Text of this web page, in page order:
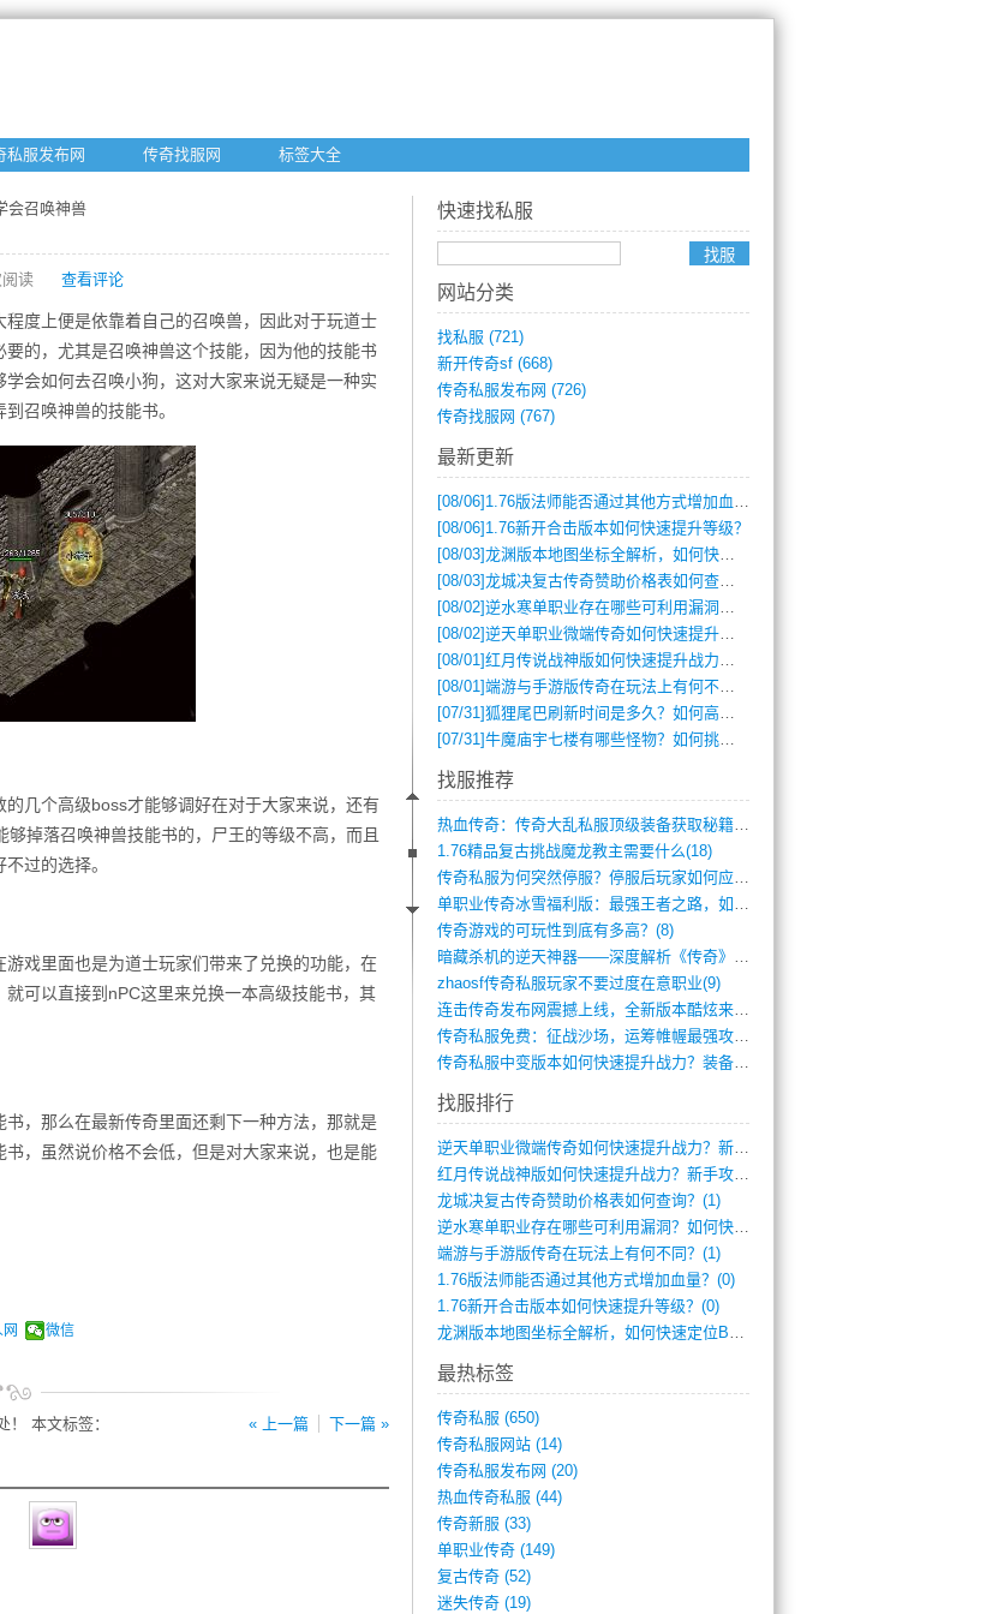
私服发布网 传奇找服网
标签大全
会召唤神兽
读 查看评论
度上便是依靠着自己的召唤兽，因此对于玩道士
的，尤其是召唤神兽这个技能，因为他的技能书
会如何去召唤小狗，这对大家来说无疑是一种实
召唤神兽的技能书。
几个高级boss才能够调好在对于大家来说，还有
掉落召唤神兽技能书的，尸王的等级不高，而且
过的选择。
戏里面也是为道士玩家们带来了兑换的功能，在
可以直接到nPC这里来兑换一本高级技能书，其
，那么在最新传奇里面还剩下一种方法，那就是
，虽然说价格不会低，但是对大家来说，也是能
微信
« 上一篇 下一篇 »
本文标签：
快速找私服
网站分类
找私服 (721)
新开传奇sf (668)
传奇私服发布网 (726)
传奇找服网 (767)
最新更新
[08/06] 1.76版法师能否通过其他方式增加血量？
[08/06] 1.76新开合击版本如何快速提升等级？
[08/03]龙渊版本地图坐标全解析，如何快速定位BOSS位置？
[08/03]龙城决复古传奇赞助价格表如何查询？
[08/02]逆水寒单职业存在哪些可利用漏洞？如何快速提升战力？
[08/02]逆天单职业微端传奇如何快速提升战力？新手必看攻略
[08/01]红月传说战神版如何快速提升战力？新手攻略全解析？
[08/01]端游与手游版传奇在玩法上有何不同？
[07/31]狐狸尾巴刷新时间是多久？如何高效获取传奇手游中的狐狸尾巴？
[07/31]牛魔庙宇七楼有哪些怪物？如何挑战它们？
找服推荐
热血传奇：传奇大乱私服顶级装备获取秘籍(887)
1.76精品复古挑战魔龙教主需要什么(18)
传奇私服为何突然停服？停服后玩家如何应对(744)
单职业传奇冰雪福利版：最强王者之路，如何(659)
传奇游戏的可玩性到底有多高？(8)
暗藏杀机的逆天神器——深度解析《传奇》祈(374)
zhaosf传奇私服玩家不要过度在意职业(9)
连击传奇发布网震撼上线，全新版本酷炫来袭(12)
传奇私服免费：征战沙场，运筹帷幄最强攻城(516)
传奇私服中变版本如何快速提升战力？装备强(1012)
找服排行
逆天单职业微端传奇如何快速提升战力？新手(2)
红月传说战神版如何快速提升战力？新手攻略(2)
龙城决复古传奇赞助价格表如何查询？(1)
逆水寒单职业存在哪些可利用漏洞？如何快速(1)
端游与手游版传奇在玩法上有何不同？(1)
1.76版法师能否通过其他方式增加血量？(0)
1.76新开合击版本如何快速提升等级？(0)
龙渊版本地图坐标全解析，如何快速定位BO(0)
最热标签
传奇私服 (650)
传奇私服网站 (14)
传奇私服发布网 (20)
热血传奇私服 (44)
传奇新服 (33)
单职业传奇 (149)
复古传奇 (52)
迷失传奇 (19)